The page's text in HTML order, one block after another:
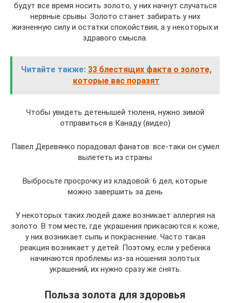
будут все время носить золото, у них начнут случаться
нервные срывы. Золото станет забирать у них
жизненную силу и остатки спокойствия, а у некоторых и
здравого смысла.
Читайте также: 33 блестящих факта о золоте,
которые вас поразят
Чтобы увидеть детенышей тюленя, нужно зимой
отправиться в Канаду (видео)
Павел Деревянко порадовал фанатов: все-таки он сумел
вылететь из страны
Выбросьте просрочку из кладовой: 6 дел, которые
можно завершить за день
У некоторых таких людей даже возникает аллергия на
золото. В том месте, где украшения прикасаются к коже,
у них возникает сыпь и покраснение. Часто такая
реакция возникает у детей. Поэтому, если у ребенка
начинаются проблемы из-за ношения золотых
украшений, их нужно сразу же снять.
Польза золота для здоровья